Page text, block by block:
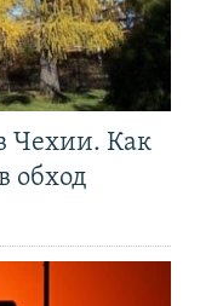
Чехии. Как
обход